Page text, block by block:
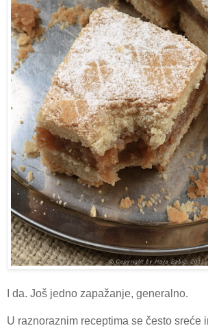
I da. Još jedno zapažanje, generalno.
U raznoraznim receptima se često sreće